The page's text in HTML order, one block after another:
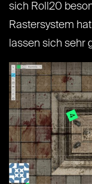
sich Roll20
Rastersystem
lassen sich sehr